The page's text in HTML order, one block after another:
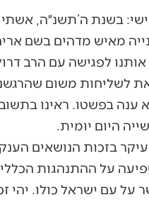
בשנת ה’תשנ״ה,
מאיש מדהים בשם
לפגישה עם הרב
לשליחות משום
ענה בפשטו. ראינו
היום יומית.
בזכות הנושאים
על ההתנהגות
על עם ישראל כולו. יהי